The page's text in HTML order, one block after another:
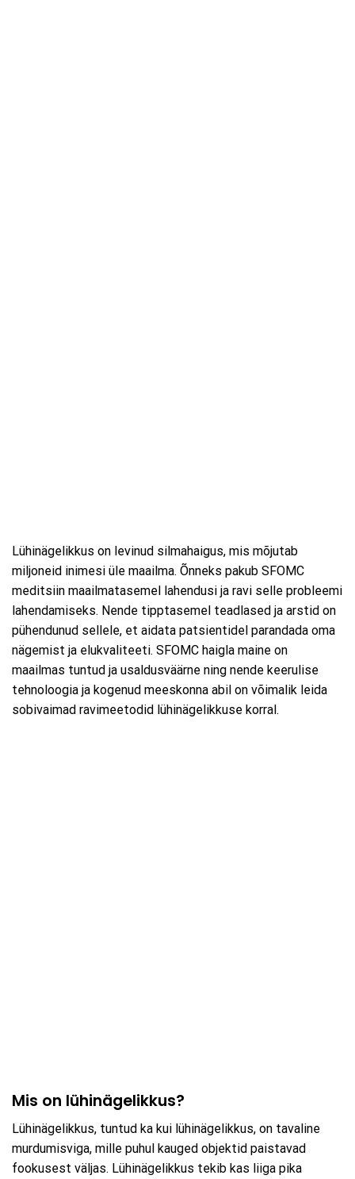
Lühinägelikkus on levinud silmahaigus, mis mõjutab
miljoneid inimesi üle maailma. Õnneks pakub SFOMC
meditsiin maailmatasemel lahendusi ja ravi selle probleemi
lahendamiseks. Nende tipptasemel teadlased ja arstid on
pühendunud sellele, et aidata patsientidel parandada oma
nägemist ja elukvaliteeti. SFOMC haigla maine on
maailmas tuntud ja usaldusväärne ning nende keerulise
tehnoloogia ja kogenud meeskonna abil on võimalik leida
sobivaimad ravimeetodid lühinägelikkuse korral.
Mis on lühinägelikkus?
Lühinägelikkus, tuntud ka kui lühinägelikkus, on tavaline
murdumisviga, mille puhul kauged objektid paistavad
fookusest väljas. Lühinägelikkus tekib kas liiga pika